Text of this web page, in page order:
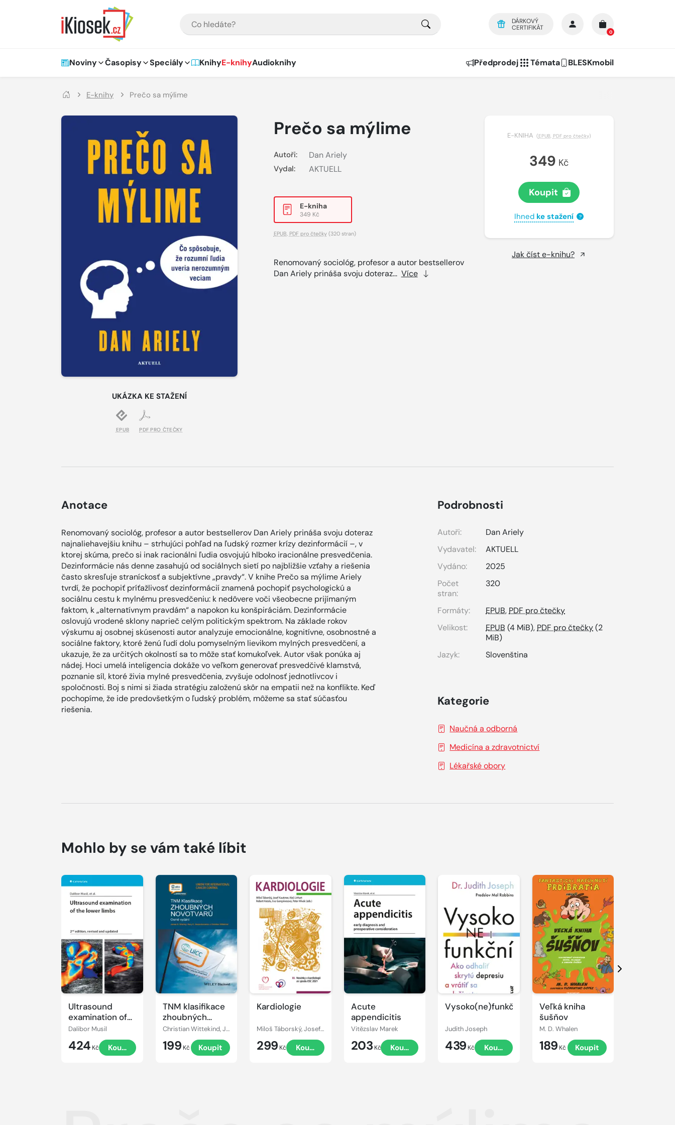
DÁRKOVÝ
CERTIFIKÁT
0
Hlavní navigace
Noviny Časopisy Speciály KnihyE-knihyAudioknihy Předprodej Témata BLESKmobil
E-knihy Prečo sa mýlime
UKÁZKA KE STAŽENÍ
EPUB PDF PRO ČTEČKY
Prečo sa mýlime
Autoři: Dan Ariely
Vydal: AKTUELL
E-kniha
349 Kč
EPUB PDF pro čtečky(320 stran)
Renomovaný sociológ, profesor a autor bestsellerov
Dan Ariely prináša svoju doteraz... Více
E-KNIHA (EPUB, PDF pro čtečky)
349 Kč
Koupit
Ihned ke stažení ?
Jak číst e-knihu?
Anotace
Renomovaný sociológ, profesor a autor bestsellerov Dan Ariely prináša svoju doteraz
najnaliehavejšiu knihu – strhujúci pohľad na ľudský rozmer krízy dezinformácií –, v
ktorej skúma, prečo si inak racionálni ľudia osvojujú hlboko iracionálne presvedčenia.
Dezinformácie nás denne zasahujú od sociálnych sietí po najbližšie vzťahy a riešenia
často skresľuje straníckosť a subjektívne „pravdy“. V knihe Prečo sa mýlime Ariely
tvrdí, že pochopiť príťažlivosť dezinformácií znamená pochopiť psychologickú a
sociálnu cestu k mylnému presvedčeniu: k nedôvere voči všeobecne prijímaným
faktom, k „alternatívnym pravdám“ a napokon ku konšpiráciám. Dezinformácie
oslovujú vrodené sklony naprieč celým politickým spektrom. Na základe rokov
výskumu aj osobnej skúsenosti autor analyzuje emocionálne, kognitívne, osobnostné a
sociálne faktory, ktoré ženú ľudí dolu pomyselným lievikom mylných presvedčení, a
ukazuje, že za určitých okolností sa to môže stať komukoľvek. Autor však ponúka aj
nádej. Hoci umelá inteligencia dokáže vo veľkom generovať presvedčivé klamstvá,
poznanie síl, ktoré živia mylné presvedčenia, zvyšuje odolnosť jednotlivcov i
spoločnosti. Boj s nimi si žiada stratégiu založenú skôr na empatii než na konflikte. Keď
pochopíme, že ide predovšetkým o ľudský problém, môžeme sa stať súčasťou
riešenia.
Podrobnosti
Autoři:
Dan Ariely
Vydavatel:
AKTUELL
Vydáno:
2025
Počet
stran:
320
Formáty: EPUB, PDF pro čtečky
Velikost:
EPUB (4 MiB), PDF pro čtečky(2
MiB)
Jazyk:
Slovenština
Kategorie
Naučná a odborná
Medicína a zdravotnictví
Lékařské obory
Mohlo by se vám také líbit
Ultrasound
examination of
the lower limbs
Dalibor Musil
424 Kč Koupit
TNM klasifikace
zhoubných
novotvarů
Christian Wittekind, James D. Brierley, Mary K. Gospodarowicz
199 Kč Koupit
Kardiologie
Miloš Táborský, Josef Kautzner, Aleš Linhart
299 Kč Koupit
Acute
appendicitis
Vitězslav Marek
203 Kč Koupit
Vysoko(ne)funkční
Judith Joseph
439 Kč Koupit
Veľká kniha
šušňov
M. D. Whalen
189 Kč Koupit
Další